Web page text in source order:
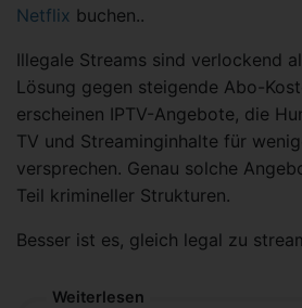
Netflix buchen..
Illegale Streams sind verlockend
Lösung gegen steigende Abo-
erscheinen IPTV-Angebote, die
TV und Streaminginhalte für
versprechen. Genau solche
Teil krimineller Strukturen.
Besser ist es, gleich legal zu
Weiterlesen